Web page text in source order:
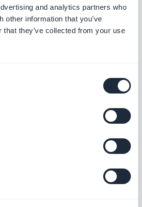
and analytics partners who
other information that you’ve
that they’ve collected from your use
otra vez
a tus clientes que renueven un
funcionalidad de mensajería de